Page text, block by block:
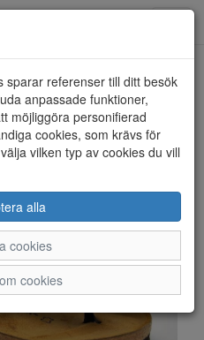
sparar referenser till ditt besök
anpassade funktioner,
möjliggöra personifierad
cookies, som krävs för
vilken typ av cookies du vill
alla
cookies
cookies